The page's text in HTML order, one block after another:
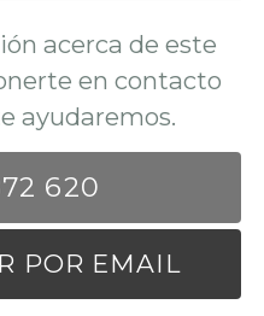
acerca de este
en contacto
ayudaremos.
620
POR EMAIL